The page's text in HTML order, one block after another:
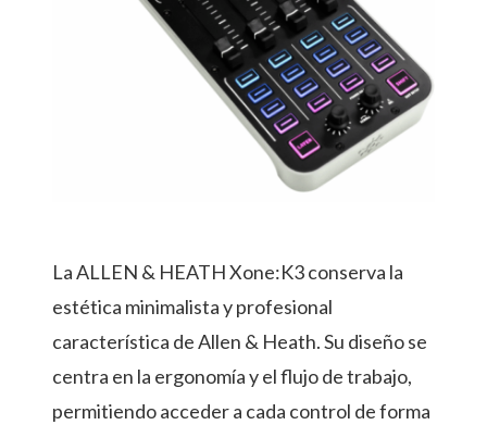
La ALLEN & HEATH Xone:K3 conserva la
estética minimalista y profesional
característica de Allen & Heath. Su diseño se
centra en la ergonomía y el flujo de trabajo,
permitiendo acceder a cada control de forma